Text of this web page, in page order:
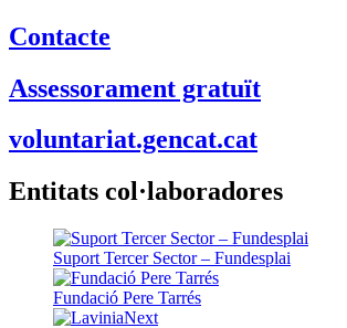
Contacte
Assessorament gratuït
voluntariat.gencat.cat
Entitats col·laboradores
Suport Tercer Sector – Fundesplai
Fundació Pere Tarrés